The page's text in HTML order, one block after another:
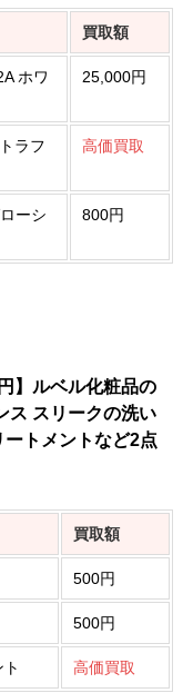
買取額
ホワ
25,000円
ラフ
高価買取
ーシ
800円
】ルベル化粧品の
ス スリークの洗い
トメントなど2点
買取額
500円
500円
高価買取